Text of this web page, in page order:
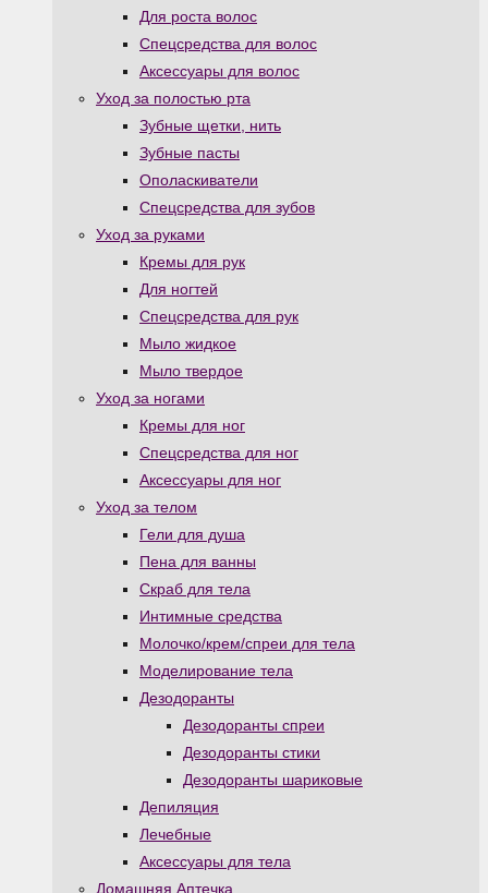
Для роста волос
Спецсредства для волос
Аксессуары для волос
Уход за полостью рта
Зубные щетки, нить
Зубные пасты
Ополаскиватели
Спецсредства для зубов
Уход за руками
Кремы для рук
Для ногтей
Спецсредства для рук
Мыло жидкое
Мыло твердое
Уход за ногами
Кремы для ног
Спецсредства для ног
Аксессуары для ног
Уход за телом
Гели для душа
Пена для ванны
Скраб для тела
Интимные средства
Молочко/крем/спреи для тела
Моделирование тела
Дезодоранты
Дезодоранты спреи
Дезодоранты стики
Дезодоранты шариковые
Депиляция
Лечебные
Аксессуары для тела
Домашняя Аптечка